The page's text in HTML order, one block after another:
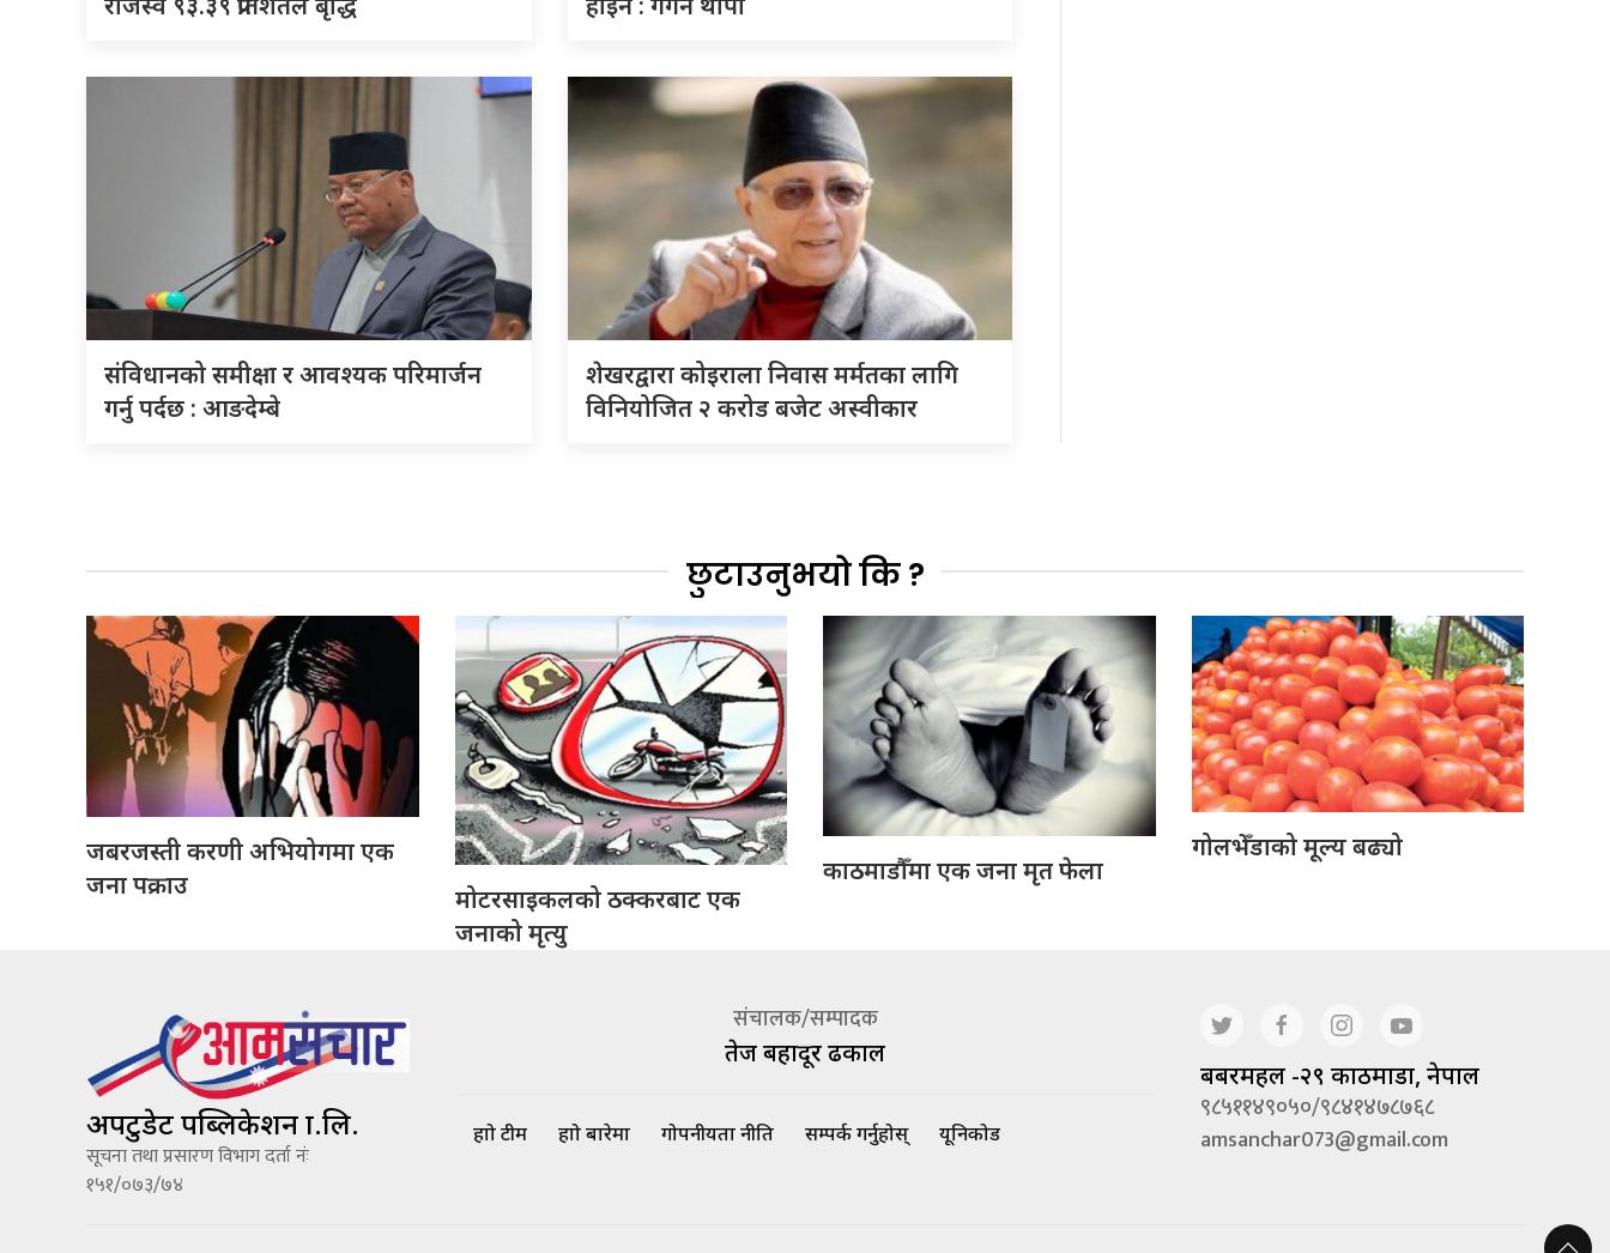
संविधानको समीक्षा र आवश्यक परिमार्जन
गर्नु पर्दछ : आङदेम्बे
शेखरद्वारा कोइराला निवास मर्मतका लागि
विनियोजित २ करोड बजेट अस्वीकार
छुटाउनुभयो कि ?
जबरजस्ती करणी अभियोगमा एक
जना पक्राउ
मोटरसाइकलको ठक्करबाट एक
जनाको मृत्यु
काठमाडौँमा एक जना मृत फेला
गोलभेँडाको मूल्य बढ्यो
अपटुडेट पब्लिकेशन प्रा.लि.
सूचना तथा प्रसारण विभाग दर्ता नंः
१५१/०७३/७४
संचालक/सम्पादक
तेज बहादूर ढकाल
हाम्रो टीम हाम्रो बारेमा गोपनीयता नीति सम्पर्क गर्नुहोस् यूनिकोड
बबरमहल -२९ काठमाडौं, नेपाल
९८५११४९०५०/९८४१४७८७६८
amsanchar073@gmail.com